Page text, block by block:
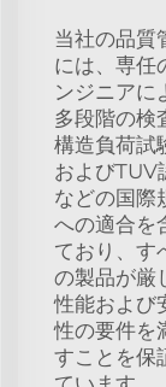
当社の品質
には、専任
ンジニアに
多段階の検
構造負荷試
およびTUV
などの国際
への適合を
ており、す
の製品が厳
性能および
性の要件を
すことを保